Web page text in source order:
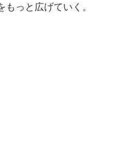
っと広げていく。